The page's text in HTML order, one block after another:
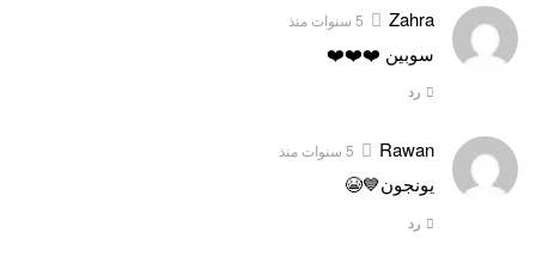
Zahra 5 سنوات منذ
سوبين ❤️❤️❤️
رد
Rawan 5 سنوات منذ
يونجون💙😭
رد